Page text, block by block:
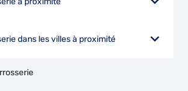
dans les villes à proximité